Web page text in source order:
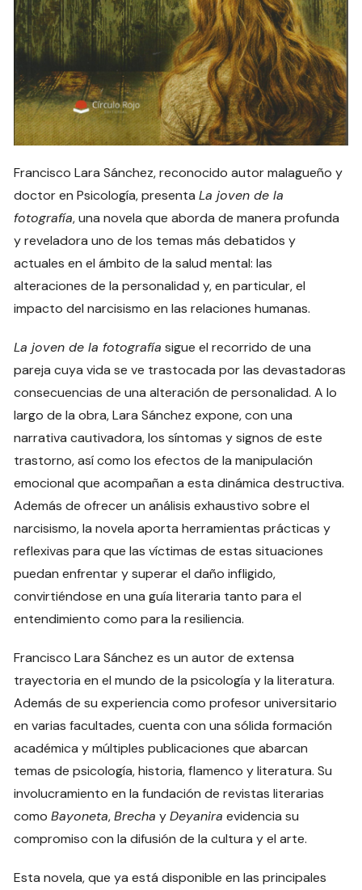
Francisco Lara Sánchez, reconocido autor malagueño y
doctor en Psicología, presentaLa joven de la
fotografía, una novela que aborda de manera profunda
y reveladora uno de los temas más debatidos y
actuales en el ámbito de la salud mental: las
alteraciones de la personalidad y, en particular, el
impacto del narcisismo en las relaciones humanas.
La joven de la fotografía sigue el recorrido de una
pareja cuya vida se ve trastocada por las devastadoras
consecuencias de una alteración de personalidad. A lo
largo de la obra, Lara Sánchez expone, con una
narrativa cautivadora, los síntomas y signos de este
trastorno, así como los efectos de la manipulación
emocional que acompañan a esta dinámica destructiva.
Además de ofrecer un análisis exhaustivo sobre el
narcisismo, la novela aporta herramientas prácticas y
reflexivas para que las víctimas de estas situaciones
puedan enfrentar y superar el daño infligido,
convirtiéndose en una guía literaria tanto para el
entendimiento como para la resiliencia.
Francisco Lara Sánchez es un autor de extensa
trayectoria en el mundo de la psicología y la literatura.
Además de su experiencia como profesor universitario
en varias facultades, cuenta con una sólida formación
académica y múltiples publicaciones que abarcan
temas de psicología, historia, flamenco y literatura. Su
involucramiento en la fundación de revistas literarias
comoBayoneta,Brecha yDeyanira evidencia su
compromiso con la difusión de la cultura y el arte.
Esta novela, que ya está disponible en las principales